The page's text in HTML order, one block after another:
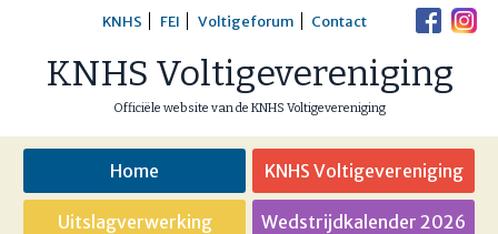
content
KNHS FEI Voltigeforum Contact
KNHS Voltigevereniging
Officiële website van de KNHS Voltigevereniging
Home KNHS Voltigevereniging
Uitslagverwerking Wedstrijdkalender 2026